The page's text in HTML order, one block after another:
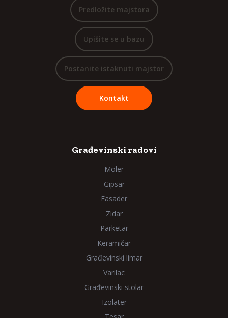
Predložite majstora
Upišite se u bazu
Postanite istaknuti majstor
Kontakt
Građevinski radovi
Moler
Gipsar
Fasader
Zidar
Parketar
Keramičar
Građevinski limar
Varilac
Građevinski stolar
Izolater